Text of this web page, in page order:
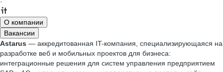
О компании
Вакансии
Astarus — аккредитованная IT-компания, специализирующаяся на
разработке веб и мобильных проектов для бизнеса:
интеграционные решения для систем управления предприятием